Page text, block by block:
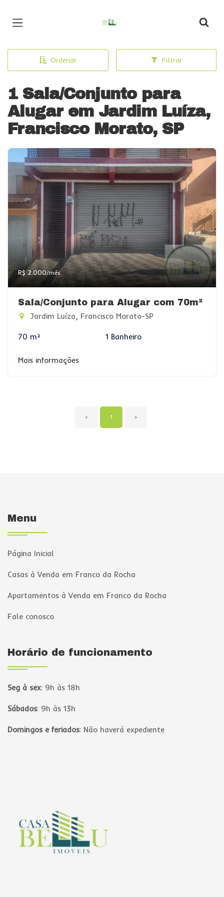
Ordenar Filtrar
1 Sala/Conjunto para
Alugar em Jardim Luíza,
Francisco Morato, SP
R$ 2.000/mês
Sala/Conjunto para Alugar com 70m²
Jardim Luíza, Francisco Morato-SP
70 m² 1 Banheiro
Mais informações
‹ 1 ›
Menu
Página Inicial
Casas à Venda em Franco da Rocha
Apartamentos à Venda em Franco da Rocha
Fale conosco
Horário de funcionamento
Seg à sex: 9h às 18h
Sábados: 9h às 13h
Domingos e feriados: Não haverá expediente